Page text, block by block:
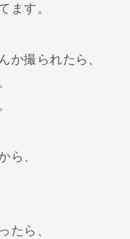
ます。
か撮られたら、
ら、
たら、